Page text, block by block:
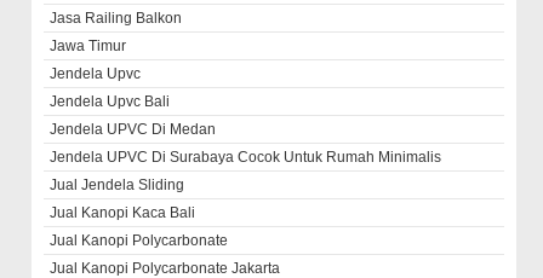
Jasa Railing Balkon
Jawa Timur
Jendela Upvc
Jendela Upvc Bali
Jendela UPVC Di Medan
Jendela UPVC Di Surabaya Cocok Untuk Rumah Minimalis
Jual Jendela Sliding
Jual Kanopi Kaca Bali
Jual Kanopi Polycarbonate
Jual Kanopi Polycarbonate Jakarta